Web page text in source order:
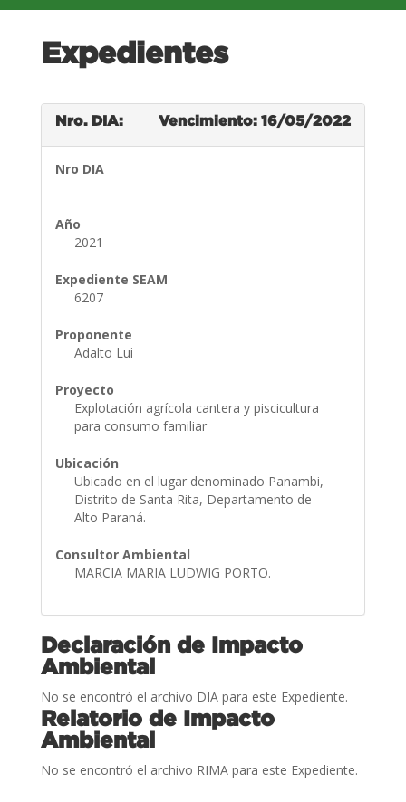
Expedientes
Nro. DIA: Vencimiento: 16/05/2022
Nro DIA
Año
2021
Expediente SEAM
6207
Proponente
Adalto Lui
Proyecto
Explotación agrícola cantera y piscicultura
para consumo familiar
Ubicación
Ubicado en el lugar denominado Panambi,
Distrito de Santa Rita, Departamento de
Alto Paraná.
Consultor Ambiental
MARCIA MARIA LUDWIG PORTO.
Declaración de Impacto
Ambiental
No se encontró el archivo DIA para este Expediente.
Relatorio de Impacto
Ambiental
No se encontró el archivo RIMA para este Expediente.